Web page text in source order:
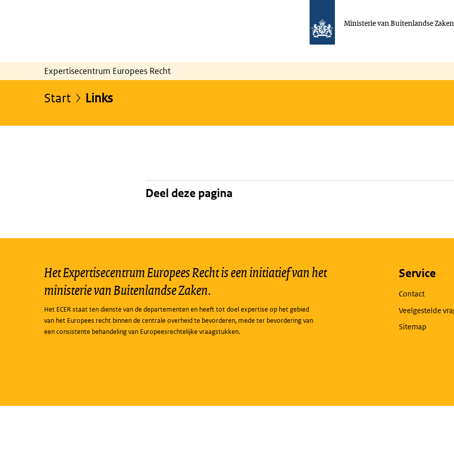
Ministerie van Buitenlandse Zaken
Expertisecentrum Europees Recht
Start Links
Deel deze pagina
Het Expertisecentrum Europees Recht is een initiatief van het
ministerie van Buitenlandse Zaken.
Het ECER staat ten dienste van de departementen en heeft tot doel expertise op het gebied
van het Europees recht binnen de centrale overheid te bevorderen, mede ter bevordering van
een consistente behandeling van Europeesrechtelijke vraagstukken.
Service
Contact
Veelgestelde
Sitemap